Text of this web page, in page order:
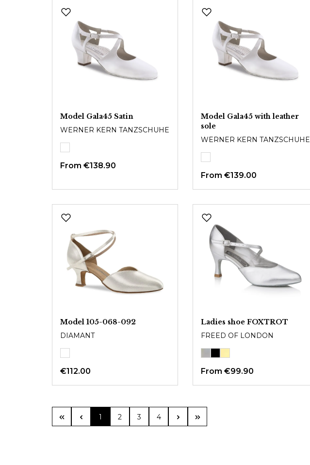
Model Gala45 Satin
WERNER KERN TANZSCHUHE
From €138.90
Model Gala45 with leather
sole
WERNER KERN TANZSCHUHE
From €139.00
Model 105-068-092
DIAMANT
€112.00
Ladies shoe FOXTROT
FREED OF LONDON
From €99.90
Page
1 Page
2 Page
3 Page
4